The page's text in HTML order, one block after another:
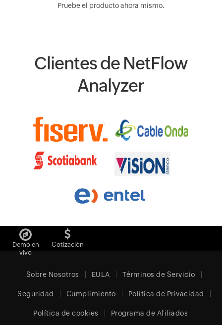
Pruebe el producto ahora mismo.
Clientes de NetFlow
Analyzer
Demo en
vivo
Cotización
Sobre Nosotros EULA Términos de Servicio
Seguridad Cumplimiento Política de Privacidad
Política de cookies Programa de Afiliados